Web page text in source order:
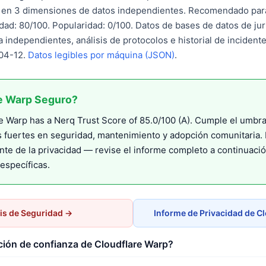
3 dimensiones de datos independientes. Recomendado
80/100. Popularidad: 0/100. Datos de bases de datos de
independientes, análisis de protocolos e historial de
12. Datos legibles por máquina (JSON).
Warp Seguro?
has a Nerq Trust Score of 85.0/100 (A). Cumple el
fuertes en seguridad, mantenimiento y adopción comunitaria.
de la privacidad — revise el informe completo a
de Seguridad → Informe de Privacidad de
de confianza de Cloudflare Warp?